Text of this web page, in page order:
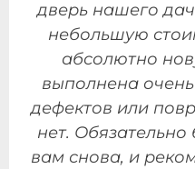
дверь нашего
небольшую
абсолютно
выполнена
дефектов или
нет.
вам снова, и